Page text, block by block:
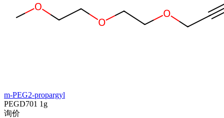
m-PEG2-propargyl
PEGD701 1g
询价